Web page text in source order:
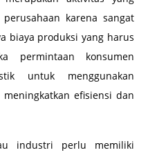
karena sangat
biaya produksi yang harus
permintaan konsumen
untuk menggunakan
efisiensi dan
industri perlu memiliki